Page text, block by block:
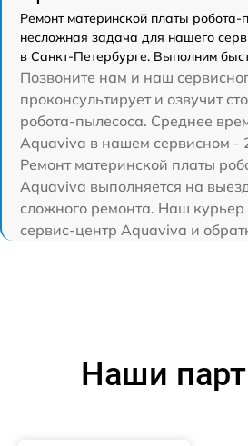
Ремонт материнской платы робота-
несложная задача для нашего
в Санкт-Петербурге. Выполним
Позвоните нам и наш
проконсультирует и озвучит
робота-пылесоса. Среднее
Aquaviva в нашем сервисном -
Ремонт материнской платы
Aquaviva выполняется на
сложного ремонта. Наш курьер
сервис-центр Aquaviva и
Наши